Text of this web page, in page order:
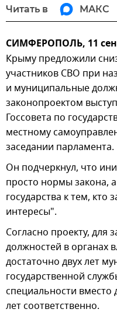
Читать в МАКС
СИМФЕРОПОЛЬ, 11
Крыму предложили
участников СВО при
и муниципальные
законопроектом
Госсовета по
местному
заседании парламента.
Он подчеркнул, что
просто нормы закона,
государства к тем,
интересы".
Согласно проекту,
должностей в органах
достаточно двух лет
государственной
специальности
лет соответственно.